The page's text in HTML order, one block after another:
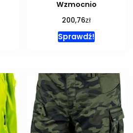
Wzmocnio
200,76zł
Sprawdź!